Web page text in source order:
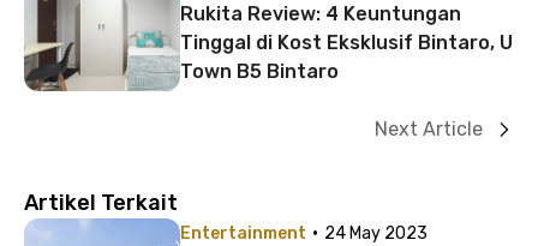
Rukita Review: 4 Keuntungan
Tinggal di Kost Eksklusif Bintaro, U
Town B5 Bintaro
Next Article
Artikel Terkait
Entertainment · 24 May 2023